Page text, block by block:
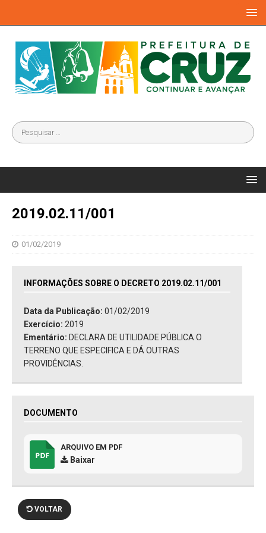
2019.02.11/001
01/02/2019
INFORMAÇÕES SOBRE O DECRETO 2019.02.11/001
Data da Publicação: 01/02/2019
Exercício: 2019
Ementário: DECLARA DE UTILIDADE PÚBLICA O
TERRENO QUE ESPECIFICA E DÁ OUTRAS
PROVIDÊNCIAS.
DOCUMENTO
ARQUIVO EM PDF
Baixar
VOLTAR